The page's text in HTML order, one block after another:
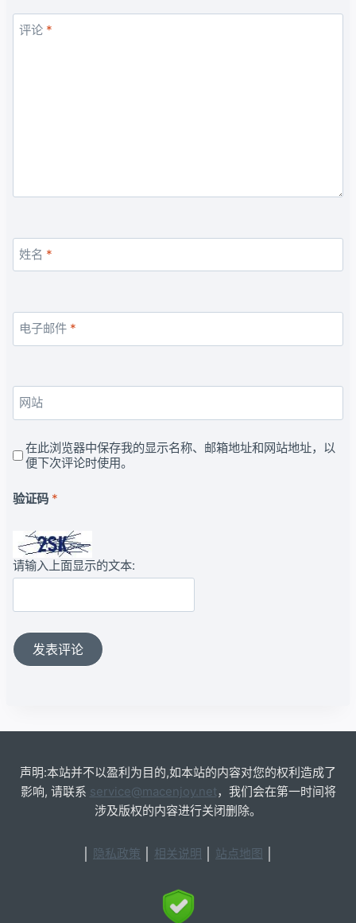
评论 *
姓名 *
电子邮件 *
网站
在此浏览器中保存我的显示名称、邮箱地址和网站地址，以
便下次评论时使用。
验证码 *
请输入上面显示的文本:
声明:本站并不以盈利为目的,如本站的内容对您的权利造成了
影响, 请联系 service@macenjoy.net，我们会在第一时间将
涉及版权的内容进行关闭删除。
隐私政策 相关说明 站点地图